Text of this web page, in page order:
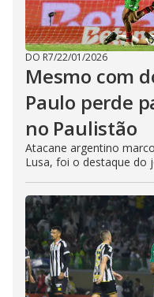
DO R7/22/01/2026
Mesmo com
Paulo perde
no Paulistão
Atacane argentino
Lusa, foi o destaque do